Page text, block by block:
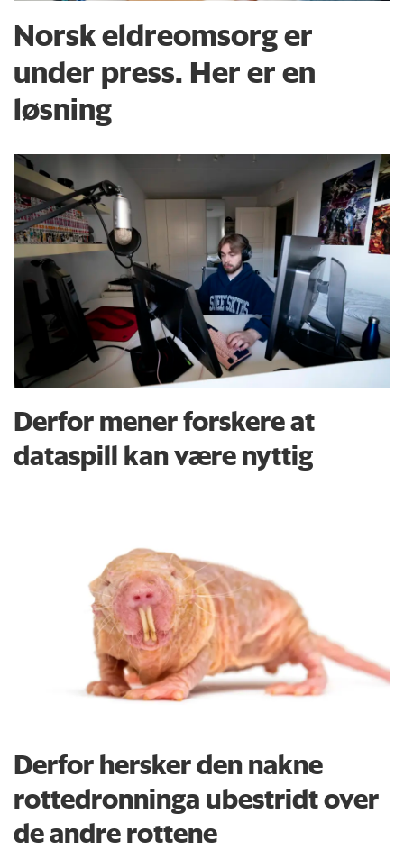
Norsk eldreomsorg er
under press. Her er en
løsning
Derfor mener forskere at
dataspill kan være nyttig
Derfor hersker den nakne
rottedronninga ubestridt over
de andre rottene